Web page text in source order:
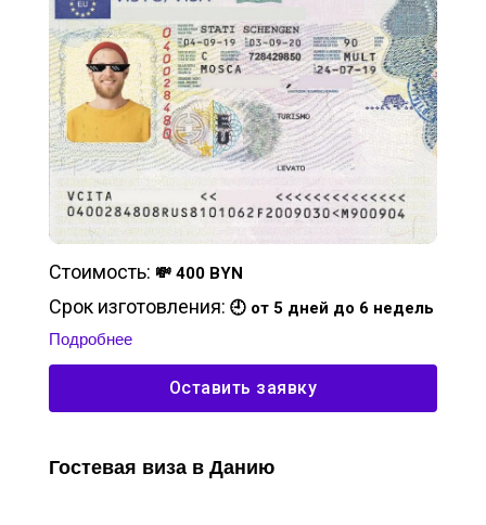
Стоимость: 💸 400 BYN
Срок изготовления: 🕘 от 5 дней до 6 недель
Подробнее
Оставить заявку
Гостевая виза в Данию